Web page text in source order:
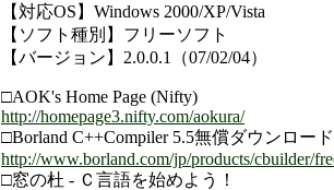
【対応OS】Windows 2000/XP/Vista
【ソフト種別】フリーソフト
【バージョン】2.0.0.1（07/02/04）
□AOK's Home Page (Nifty)
http://homepage3.nifty.com/aokura/
□Borland C++Compiler 5.5無償ダウンロード
http://www.borland.com/jp/products/cbuilder/
□窓の杜 - Ｃ言語を始めよう！